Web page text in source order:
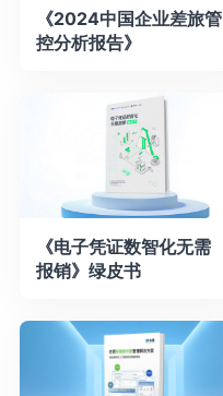
《2024中国企业差旅管
控分析报告》
《电子凭证数智化无需
报销》绿皮书